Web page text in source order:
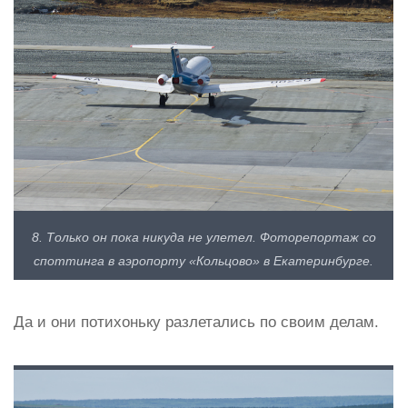
8. Только он пока никуда не улетел. Фоторепортаж со
споттинга в аэропорту «Кольцово» в Екатеринбурге.
Да и они потихоньку разлетались по своим делам.